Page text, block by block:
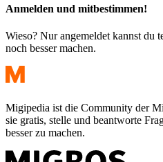
Anmelden und mitbestimmen!
Wieso? Nur angemeldet kannst du
noch besser machen.
Migipedia ist die Community der
sie gratis, stelle und beantworte
besser zu machen.